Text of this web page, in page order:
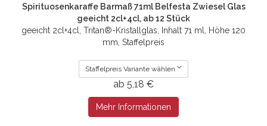
Spirituosenkaraffe Barmaß 71ml Belfesta Zwiesel Glas
geeicht 2cl+4cl, ab 12 Stück
geeicht 2cl+4cl, Tritan®-Kristallglas, Inhalt 71 ml, Höhe 120
mm, Staffelpreis
Staffelpreis Variante wählen
ab 5,18 €
Mehr Informationen